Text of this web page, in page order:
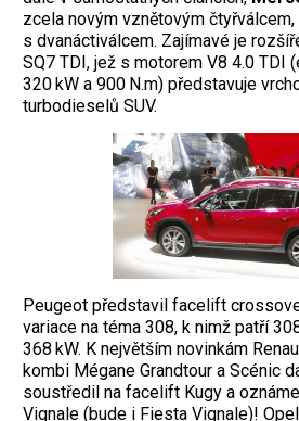
zcela novým vznětovým
s dvanáctiválcem. Zajímavé je
SQ7 TDI, jež s motorem V8 4.0 TDI
320 kW a 900 N.m) představuje
turbodieselů SUV.
Peugeot představil facelift
variace na téma 308, k nimž patří
368 kW. K největším novinkám
kombi Mégane Grandtour a Scénic
soustředil na facelift Kugy a
Vignale (bude i Fiesta Vignale)!